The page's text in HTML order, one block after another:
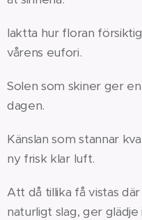
Iaktta hur floran
vårens eufori.
Solen som skiner ger
dagen.
Känslan som stannar
ny frisk klar luft.
Att då tillika få vistas
naturligt slag, ger glädje